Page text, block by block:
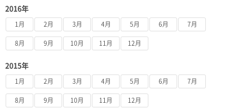
2016年
1月 2月 3月 4月 5月 6月 7月
8月 9月 10月 11月 12月
2015年
1月 2月 3月 4月 5月 6月 7月
8月 9月 10月 11月 12月